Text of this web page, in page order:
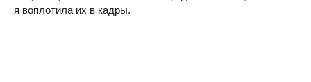
я воплотила их в кадры.